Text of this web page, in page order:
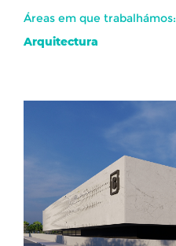
Áreas em que trabalhámos:
Arquitectura